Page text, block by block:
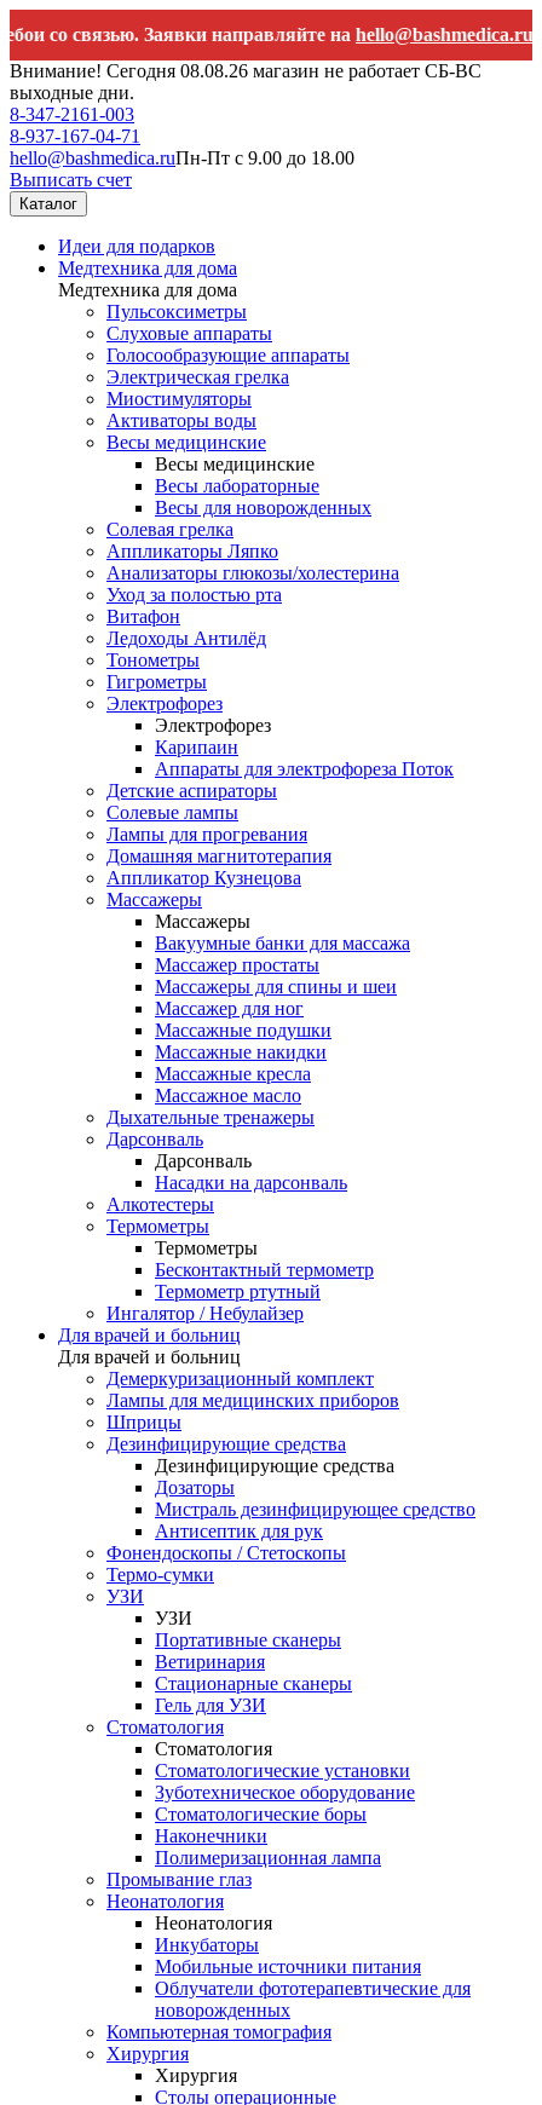
связью. Заявки направляйте наhello@bashmedica.ru
Внимание! Сегодня 08.08.26 магазин не работает СБ-ВС
выходные дни.
8-347-2161-003
8-937-167-04-71
hello@bashmedica.ruПн-Пт с 9.00 до 18.00
Выписать счет
Каталог
Идеи для подарков
Медтехника для дома
Медтехника для дома
Пульсоксиметры
Слуховые аппараты
Голосообразующие аппараты
Электрическая грелка
Миостимуляторы
Активаторы воды
Весы медицинские
Весы медицинские
Весы лабораторные
Весы для новорожденных
Солевая грелка
Аппликаторы Ляпко
Анализаторы глюкозы/холестерина
Уход за полостью рта
Витафон
Ледоходы Антилёд
Тонометры
Гигрометры
Электрофорез
Электрофорез
Карипаин
Аппараты для электрофореза Поток
Детские аспираторы
Солевые лампы
Лампы для прогревания
Домашняя магнитотерапия
Аппликатор Кузнецова
Массажеры
Массажеры
Вакуумные банки для массажа
Массажер простаты
Массажеры для спины и шеи
Массажер для ног
Массажные подушки
Массажные накидки
Массажные кресла
Массажное масло
Дыхательные тренажеры
Дарсонваль
Дарсонваль
Насадки на дарсонваль
Алкотестеры
Термометры
Термометры
Бесконтактный термометр
Термометр ртутный
Ингалятор / Небулайзер
Для врачей и больниц
Для врачей и больниц
Демеркуризационный комплект
Лампы для медицинских приборов
Шприцы
Дезинфицирующие средства
Дезинфицирующие средства
Дозаторы
Мистраль дезинфицирующее средство
Антисептик для рук
Фонендоскопы / Стетоскопы
Термо-сумки
УЗИ
УЗИ
Портативные сканеры
Ветиринария
Стационарные сканеры
Гель для УЗИ
Стоматология
Стоматология
Стоматологические установки
Зуботехническое оборудование
Стоматологические боры
Наконечники
Полимеризационная лампа
Промывание глаз
Неонатология
Неонатология
Инкубаторы
Мобильные источники питания
Облучатели фототерапевтические для
новорожденных
Компьютерная томография
Хирургия
Хирургия
Столы операционные